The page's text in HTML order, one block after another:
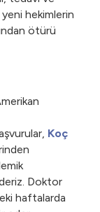
yeni hekimlerin
ötürü
Koç
Doktor
haftalarda